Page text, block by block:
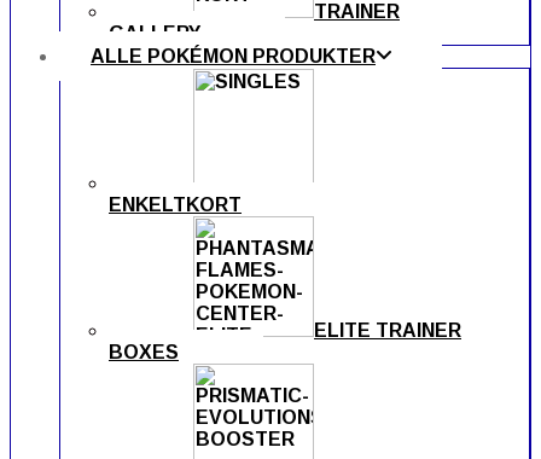
TRAINER
GALLERY
ALLE POKÉMON PRODUKTER
ENKELTKORT
ELITE TRAINER
BOXES